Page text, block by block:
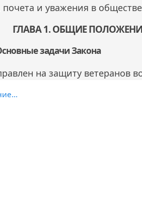
почета и уважения в
ГЛАВА 1. ОБЩИЕ
задачи Закона
на защиту ветеранов